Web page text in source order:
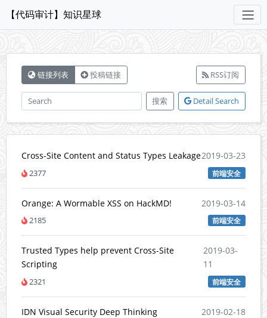
【代码审计】知识星球
链接列表 投稿链接 RSS订阅
搜索 Detail Search
Cross-Site Content and Status Types Leakage2019-03-23
2377 前端安全
Orange: A Wormable XSS on HackMD! 2019-03-14
2185 前端安全
Trusted Types help prevent Cross-Site
Scripting
2019-03-
11
2321 前端安全
IDN Visual Security Deep Thinking 2019-02-18